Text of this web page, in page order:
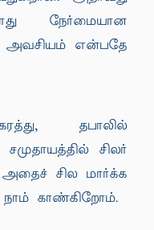
நேர்மையான
அவசியம் என்பதே
தபாலில்
சிலர்
அதைச் சில மார்க்க
நாம் காண்கிறோம்.